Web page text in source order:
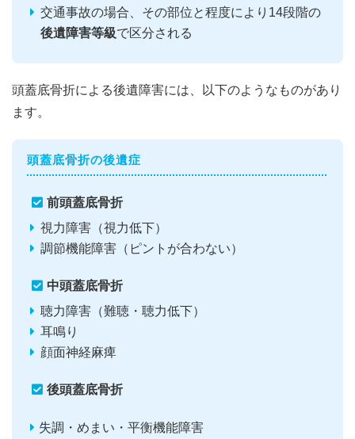
交通事故の場合、その部位と程度により14段階の
後遺障害等級で区分される
頭蓋底骨折による後遺障害には、以下のようなものがあり
ます。
頭蓋底骨折の後遺症
前頭蓋底骨折
視力障害（視力低下）
調節機能障害（ピントが合わない）
中頭蓋底骨折
聴力障害（難聴・聴力低下）
耳鳴り
顔面神経麻痺
後頭蓋底骨折
失調・めまい・平衡機能障害